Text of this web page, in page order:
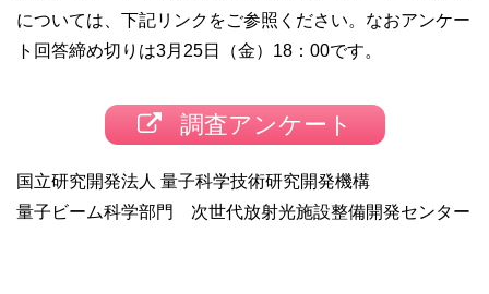
については、下記リンクをご参照ください。なおアンケー
ト回答締め切りは3月25日（金）18：00です。
調査アンケート
国立研究開発法人 量子科学技術研究開発機構
量子ビーム科学部門 次世代放射光施設整備開発センター